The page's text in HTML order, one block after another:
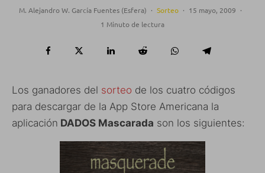
M. Alejandro W. García Fuentes (Esfera) · Sorteo · 15 mayo, 2009 ·
1 Minuto de lectura
Los ganadores del sorteo de los cuatro códigos
para descargar de la App Store Americana la
aplicación DADOS Mascarada son los siguientes: